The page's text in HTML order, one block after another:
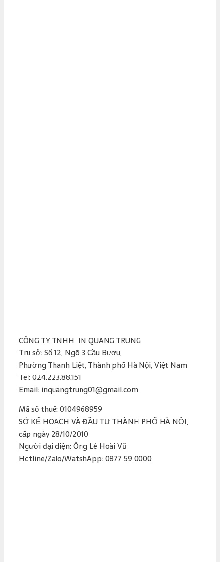
CÔNG TY TNHH IN QUANG TRUNG
Trụ sở: Số 12, Ngõ 3 Cầu Bươu,
Phường Thanh Liệt, Thành phố Hà Nội, Việt Nam
Tel: 024.223.88.151
Email: inquangtrung01@gmail.com
Mã số thuế: 0104968959
SỞ KẾ HOẠCH VÀ ĐẦU TƯ THÀNH PHỐ HÀ NỘI,
cấp ngày 28/10/2010
Người đại diện: Ông Lê Hoài Vũ
Hotline/Zalo/WatshApp: 0877 59 0000